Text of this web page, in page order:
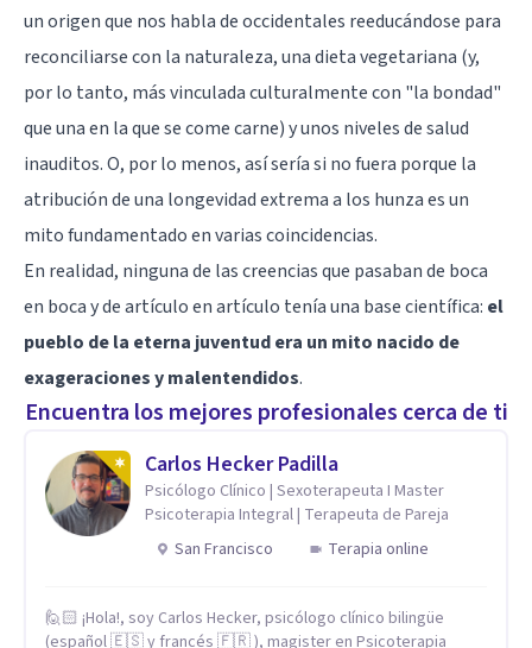
un origen que nos habla de occidentales reeducándose para
reconciliarse con la naturaleza, una dieta vegetariana (y,
por lo tanto, más vinculada culturalmente con "la bondad"
que una en la que se come carne) y unos niveles de salud
inauditos. O, por lo menos, así sería si no fuera porque la
atribución de una longevidad extrema a los hunza es un
mito fundamentado en varias coincidencias.
En realidad, ninguna de las creencias que pasaban de boca
en boca y de artículo en artículo tenía una base científica: el
pueblo de la eterna juventud era un mito nacido de
exageraciones y malentendidos.
Encuentra los mejores profesionales cerca de ti
Carlos Hecker Padilla
Psicólogo Clínico | Sexoterapeuta I Master
Psicoterapia Integral | Terapeuta de Pareja
San Francisco
Terapia online
🙋🏻 ¡Hola!, soy Carlos Hecker, psicólogo clínico bilingüe
(español 🇪🇸 y francés 🇫🇷 ), magister en Psicoterapia